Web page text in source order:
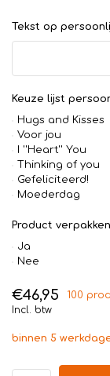
Tekst op
Keuze lijst
Hugs and Kisses
Voor jou
I ''Heart'' You
Thinking of you
Gefeliciteerd!
Moederdag
Product
Ja
Nee
€46,95
100
Incl. btw
binnen 5